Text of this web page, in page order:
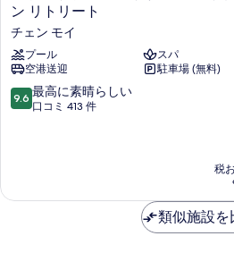
ウ
イ
チ
ェ
ン
マ
リ
ン リトリート
チェン モイ
プール
スパ
空港送迎
駐車場 (無料)
10
段
に
9.6 最高に素晴らしい
口コミ 413 件
税
類似施設を